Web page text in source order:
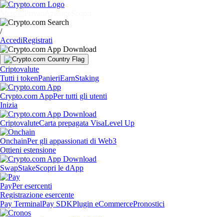
/
AccediRegistrati
Criptovalute
Tutti i tokenPanieriEarnStaking
Crypto.com AppPer tutti gli utenti
Inizia
CriptovaluteCarta prepagata VisaLevel Up
OnchainPer gli appassionati di Web3
Ottieni estensione
SwapStakeScopri le dApp
PayPer esercenti
Registrazione esercente
Pay TerminalPay SDKPlugin eCommercePronostici